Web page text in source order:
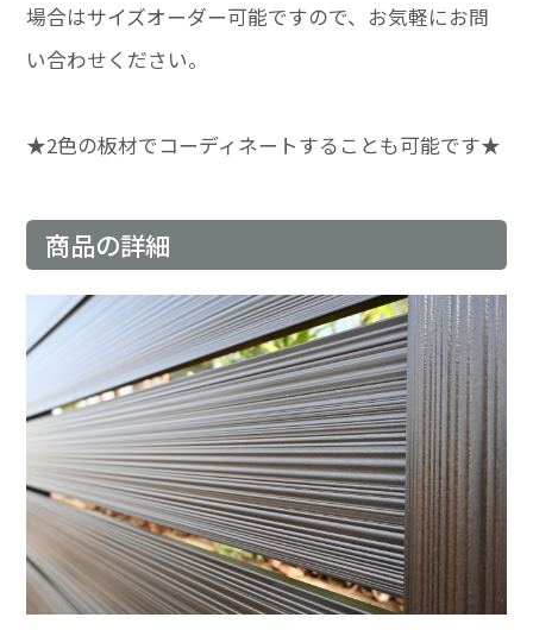
場合はサイズオーダー可能ですので、お気軽にお問
い合わせください。
★2色の板材でコーディネートすることも可能です★
商品の詳細